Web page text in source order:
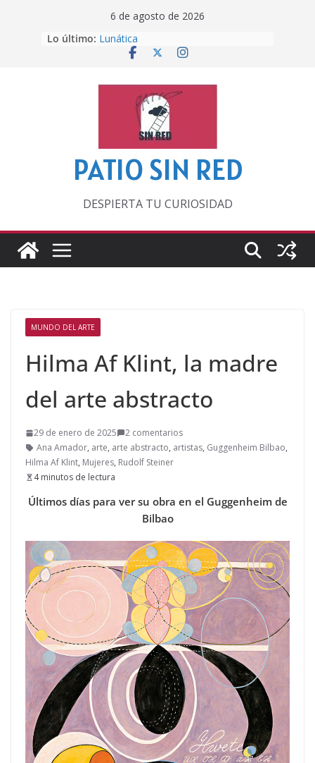
6 de agosto de 2026
Lo último:
Otra del Mundial
Lunática
Pero, hasta entonces…
‘La broma infinita’ de recomendar
lecturas veraniegas
PATIO SIN RED
DESPIERTA TU CURIOSIDAD
MUNDO DEL ARTE
Hilma Af Klint, la madre
del arte abstracto
29 de enero de 2025
2 comentarios
Ana Amador, arte, arte abstracto, artistas, Guggenheim Bilbao,
Hilma Af Klint, Mujeres, Rudolf Steiner
4 minutos de lectura
Últimos días para ver su obra en el Guggenheim de
Bilbao